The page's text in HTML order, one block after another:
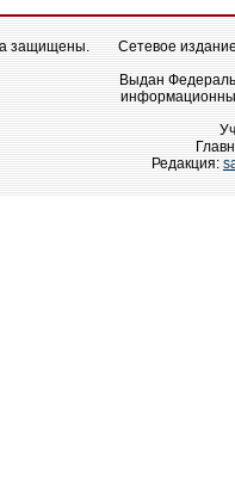
защищены.
Сетевое
Выдан
Редакция: